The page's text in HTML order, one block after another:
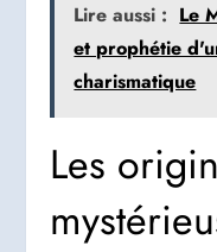
Lire aussi : Le
et prophétie
charismatique
Les